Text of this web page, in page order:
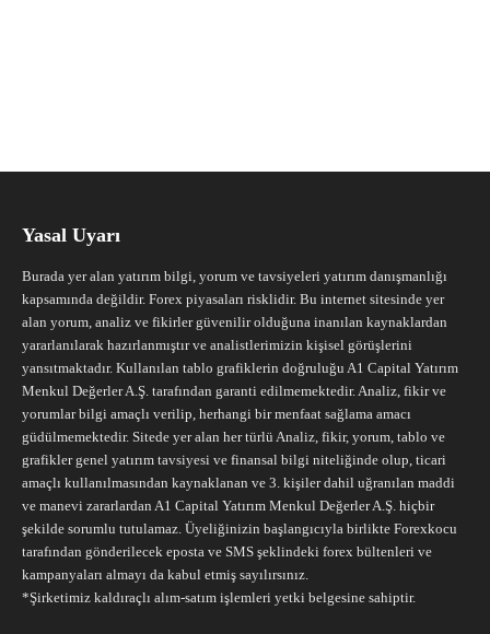
Yasal Uyarı
Burada yer alan yatırım bilgi, yorum ve tavsiyeleri yatırım danışmanlığı
kapsamında değildir. Forex piyasaları risklidir. Bu internet sitesinde yer
alan yorum, analiz ve fikirler güvenilir olduğuna inanılan kaynaklardan
yararlanılarak hazırlanmıştır ve analistlerimizin kişisel görüşlerini
yansıtmaktadır. Kullanılan tablo grafiklerin doğruluğu A1 Capital Yatırım
Menkul Değerler A.Ş. tarafından garanti edilmemektedir. Analiz, fikir ve
yorumlar bilgi amaçlı verilip, herhangi bir menfaat sağlama amacı
güdülmemektedir. Sitede yer alan her türlü Analiz, fikir, yorum, tablo ve
grafikler genel yatırım tavsiyesi ve finansal bilgi niteliğinde olup, ticari
amaçlı kullanılmasından kaynaklanan ve 3. kişiler dahil uğranılan maddi
ve manevi zararlardan A1 Capital Yatırım Menkul Değerler A.Ş. hiçbir
şekilde sorumlu tutulamaz. Üyeliğinizin başlangıcıyla birlikte Forexkocu
tarafından gönderilecek eposta ve SMS şeklindeki forex bültenleri ve
kampanyaları almayı da kabul etmiş sayılırsınız.
*Şirketimiz kaldıraçlı alım-satım işlemleri yetki belgesine sahiptir.